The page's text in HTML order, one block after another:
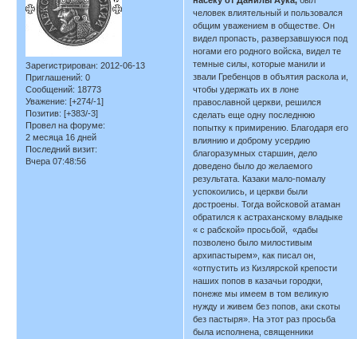
Зарегистрирован: 2012-06-13
Приглашений: 0
Сообщений: 18773
Уважение: [+274/-1]
Позитив: [+383/-3]
Провел на форуме:
2 месяца 16 дней
Последний визит:
Вчера 07:48:56
человек влиятельный и пользовался
общим уважением в обществе. Он
видел пропасть, разверзавшуюся под
ногами его родного войска, видел те
темные силы, которые манили и
звали Гребенцов в объятия раскола и,
чтобы удержать их в лоне
православной церкви, решился
сделать еще одну последнюю
попытку к примирению. Благодаря его
влиянию и доброму усердию
благоразумных старшин, дело
доведено было до желаемого
результата. Казаки мало-помалу
успокоились, и церкви были
достроены. Тогда войсковой атаман
обратился к астраханскому владыке
« с рабской» просьбой, «дабы
позволено было милостивым
архипастырем», как писал он,
«отпустить из Кизлярской крепости
наших попов в казачьи городки,
понеже мы имеем в том великую
нужду и живем без попов, аки скоты
без пастыря». На этот раз просьба
была исполнена, священники